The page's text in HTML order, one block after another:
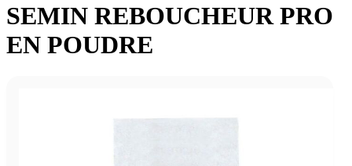
SEMIN REBOUCHEUR PRO
EN POUDRE